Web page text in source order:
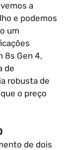
a
e podemos
um
8s Gen 4,
de
robusta de
o preço
de dois